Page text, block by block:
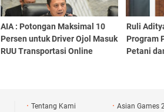
AIA : Potongan Maksimal 10
Persen untuk Driver Ojol Masuk
RUU Transportasi Online
Ruli
Program
Petani
Tentang Kami Asian Games